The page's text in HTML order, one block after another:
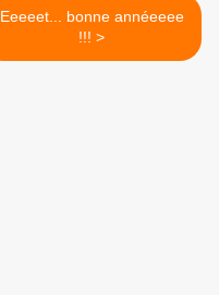
Eeeeet... bonne annéeeee
!!! >